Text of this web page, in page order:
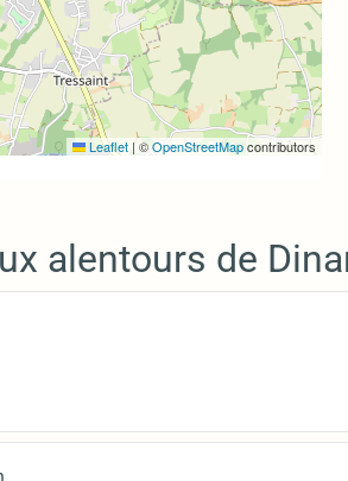
Leaflet |©OpenStreetMapcontributors
alentours de